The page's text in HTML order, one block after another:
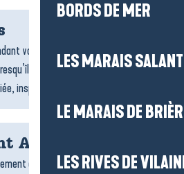
BORDS DE MER
LES MARAIS
LE MARAIS DE
LES RIVES DE
votre séjour ? Les restaurants de
de Guérande vous invitent à
inspirée par...
Assérac
à Assérac ? Entre littoral